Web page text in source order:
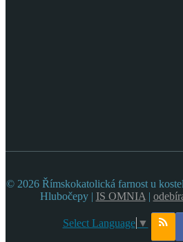
© 2026 Římskokatolická farnost u
Hlubočepy | IS OMNIA |
Select Language ▼